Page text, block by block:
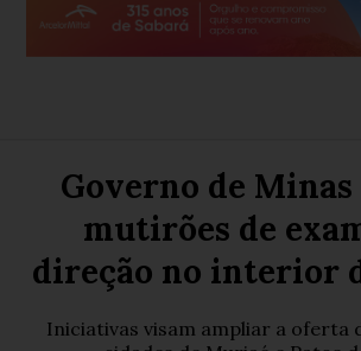
Governo de
mutirões de
direção no interior
Iniciativas visam ampliar a oferta